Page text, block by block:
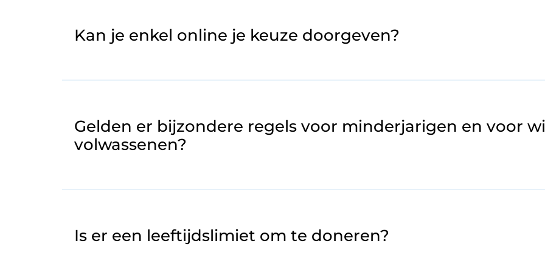
Kan je enkel online je keuze doorgeven?
Gelden er bijzondere regels voor minderjarigen en voor
volwassenen?
Is er een leeftijdslimiet om te doneren?